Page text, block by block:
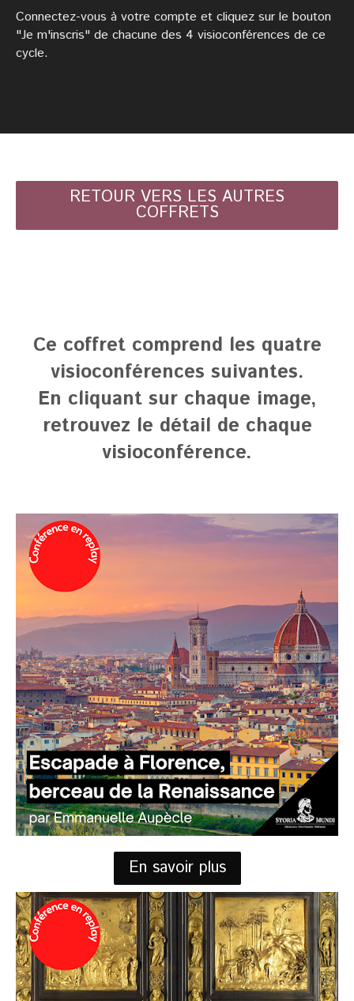
Connectez-vous à votre compte et cliquez sur le bouton
"Je m'inscris" de chacune des 4 visioconférences de ce
cycle.
RETOUR VERS LES AUTRES
COFFRETS
Ce coffret comprend les quatre
visioconférences suivantes.
En cliquant sur chaque image,
retrouvez le détail de chaque
visioconférence.
En savoir plus